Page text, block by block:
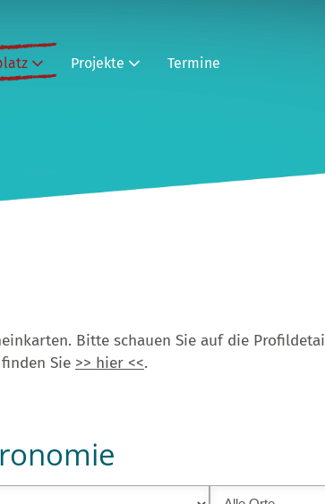
Projekte Termine
Bitte schauen Sie auf die
Sie >> hier <<.